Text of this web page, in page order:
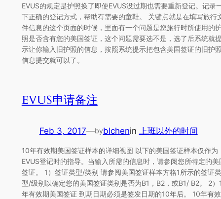
EVUS的规定是护照换了即使EVUS没过期也需要重新登记。记录
下正确的登记方式，帮助有需要的童鞋。 关键点就是在填写旅行
件信息的这个页面的时候，里面有一个问题是您旅行时所使用的
照是否含有您的美国签证，这个问题需要选不是，选了后系统就
示让你输入旧护照的信息，按照系统提示把包含美国签证的旧护
信息提交就可以了。
EVUS申请备注
Feb 3, 2017—byblchenin 上班以外的时间
10年有效期美国签证样本的详细视图 以下的美国​​签证样本仅作为
EVUS登记时的指导。当输入所需的信息时，请参阅您所特定的美
签证。 1）签证类型/类别 请参阅美国签证样本方格1所示的签证类
型/级别以确定您的美国签证类别是否为B1，B2，或B1/ B2。 2）
年有效期美国签证 到期日期必须是签发日期的10年后。 10年有效